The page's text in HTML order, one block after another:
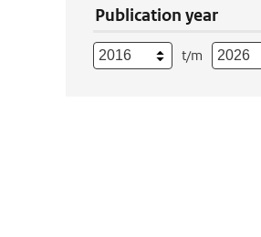
Publication year
t/m